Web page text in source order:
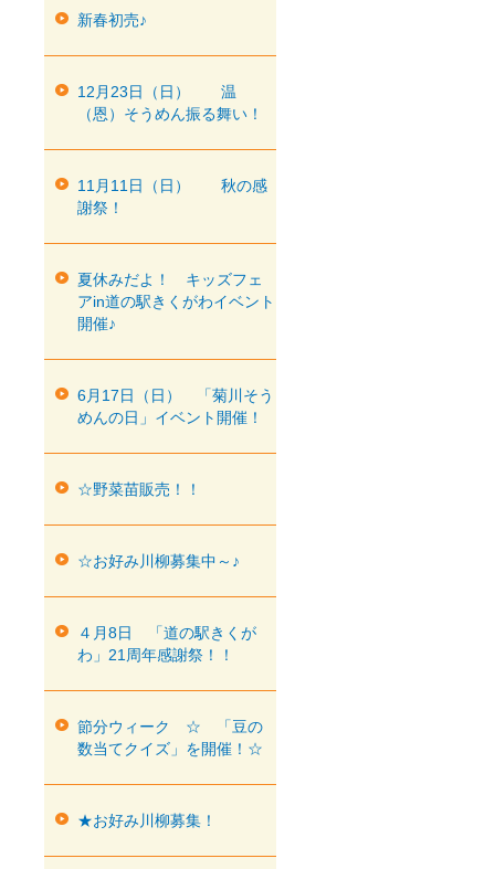
新春初売♪
12月23日（日） 温
（恩）そうめん振る舞い！
11月11日（日） 秋の感
謝祭！
夏休みだよ！ キッズフェ
アin道の駅きくがわイベント
開催♪
6月17日（日） 「菊川そう
めんの日」イベント開催！
☆野菜苗販売！！
☆お好み川柳募集中～♪
４月8日 「道の駅きくが
わ」21周年感謝祭！！
節分ウィーク ☆ 「豆の
数当てクイズ」を開催！☆
★お好み川柳募集！